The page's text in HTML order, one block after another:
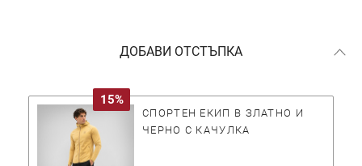
ДОБАВИ ОТСТЪПКА
15%
СПОРТЕН ЕКИП В ЗЛАТНО И
ЧЕРНО С КАЧУЛКА